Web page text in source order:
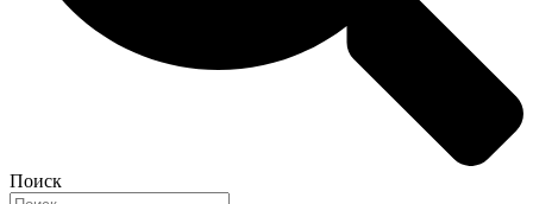
Поиск